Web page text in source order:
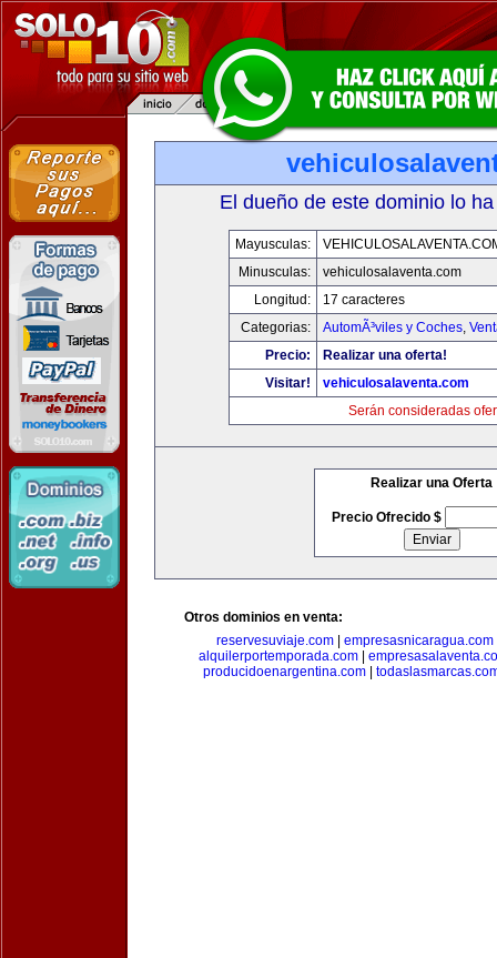
El dueño de este dominio lo
Mayusculas:
Minusculas:
vehiculosalaventa.com
Longitud:
17 caracteres
Categorias:
AutomÃ³viles y Coches,
Precio:
Realizar una oferta!
Visitar!
vehiculosalaventa.com
Serán consideradas
Realizar una Oferta
Precio Ofrecido $
Otros dominios en venta:
reservesuviaje.com| empresasnicaragua.com
alquilerportemporada.com
producidoenargentina.com|